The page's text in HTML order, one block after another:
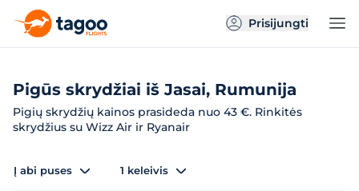
Prisijungti
Pigūs skrydžiai iš Jasai, Rumunija
Pigių skrydžių kainos prasideda nuo 43 €. Rinkitės
skrydžius su Wizz Air ir Ryanair
Į abi puses 1 keleivis